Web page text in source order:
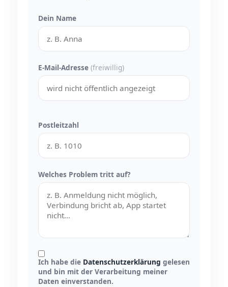
Dein Name
E-Mail-Adresse (freiwillig)
Postleitzahl
Welches Problem tritt auf?
Ich habe die Datenschutzerklärung gelesen
und bin mit der Verarbeitung meiner
Daten einverstanden.